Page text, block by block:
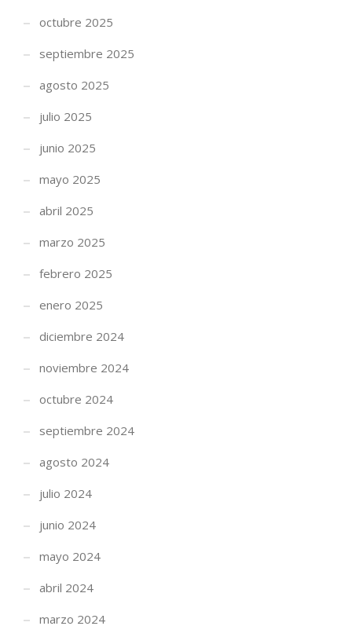
octubre 2025
septiembre 2025
agosto 2025
julio 2025
junio 2025
mayo 2025
abril 2025
marzo 2025
febrero 2025
enero 2025
diciembre 2024
noviembre 2024
octubre 2024
septiembre 2024
agosto 2024
julio 2024
junio 2024
mayo 2024
abril 2024
marzo 2024
INFÓRMATE AHORA Y CONSÚLTANOS